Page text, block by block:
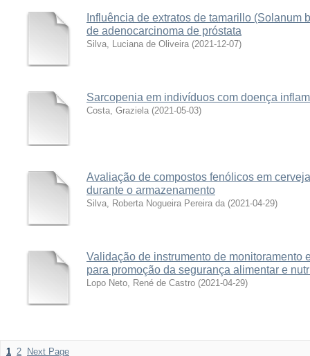
Influência de extratos de tamarillo (Solanum
de adenocarcinoma de próstata
Silva, Luciana de Oliveira (2021-12-07)
Sarcopenia em indivíduos com doença
Costa, Graziela (2021-05-03)
Avaliação de compostos fenólicos em
durante o armazenamento
Silva, Roberta Nogueira Pereira da (2021-04-29)
Validação de instrumento de monitoramento
para promoção da segurança alimentar e
Lopo Neto, René de Castro (2021-04-29)
1 2 Next Page